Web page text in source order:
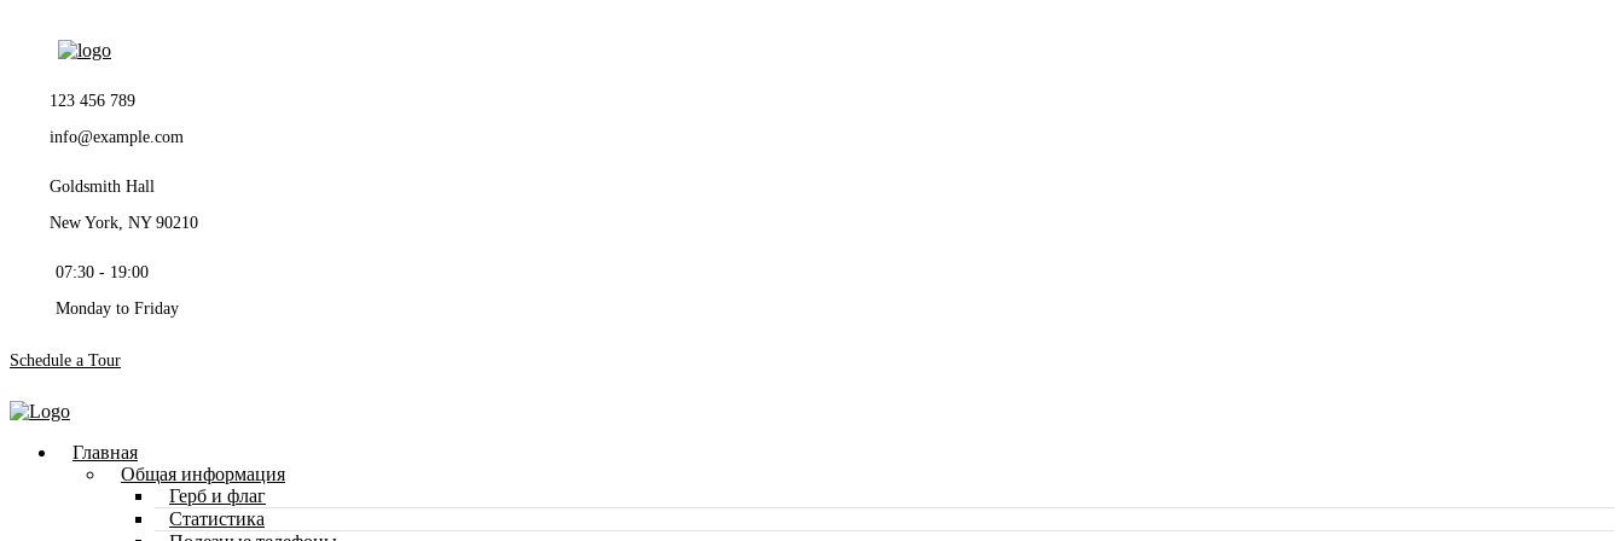
123 456 789
info@example.com
Goldsmith Hall
New York, NY 90210
07:30 - 19:00
Monday to Friday
Schedule a Tour
Главная
Общая информация
Герб и флаг
Статистика